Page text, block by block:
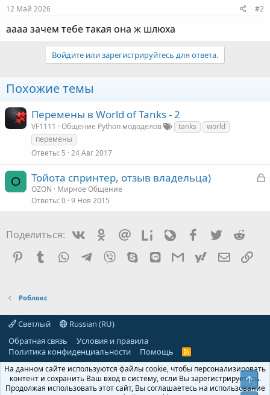
12 Май 2026 #2
аааа зачем тебе такая она ж шлюха
Войдите или зарегистрируйтесь для ответа.
Похожие темы
Перемены в World of Tanks - 2
VF1111 Общение Python мододелов tanks
world
перемены
Ответы 5 24 Авг 2017
O
З
р
Тойота спринтер, отзыв владельца)
OZON
Мирное Общение
Ответы 0 9 Ноя 2015
Поделиться: VkontakteOdnoklassniki
Mail.ruLiveinternetLivejournalFacebook
Twitter
Pinterest
Tumblr WhatsAppTelegram
Viber Skype LineGmailyahoomail
Роблокс
Светлый
Russian (RU)
Обратная связь
Условия и правила
Политика конфиденциальности
Помощь
R
S
На данном сайте используются файлы cookie, чтобы персонализировать
контент и сохранить Ваш вход в систему, если Вы зарегистрируетесь.
Продолжая использовать этот сайт, Вы соглашаетесь на использование